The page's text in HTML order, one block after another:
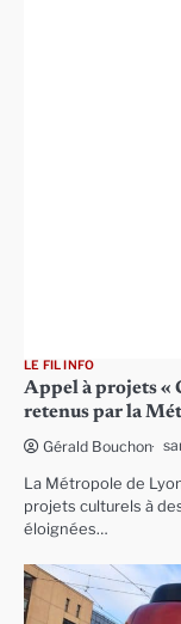
LE FIL INFO
Appel à projets «
retenus par la
Gérald Bouchon
La Métropole de
projets culturels à
éloignées…